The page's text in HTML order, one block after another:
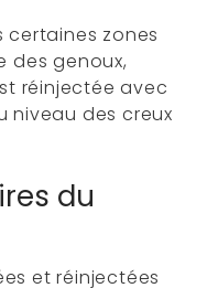
certaines zones
des genoux,
réinjectée avec
niveau des creux
du
et réinjectées